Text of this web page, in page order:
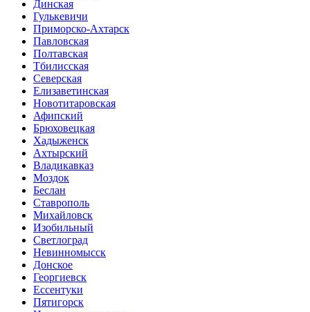
Динская
Гулькевичи
Приморско-Ахтарск
Павловская
Полтавская
Тбилисская
Северская
Елизаветинская
Новотитаровская
Афипский
Брюховецкая
Хадыженск
Ахтырский
Владикавказ
Моздок
Беслан
Ставрополь
Михайловск
Изобильный
Светлоград
Невинномысск
Донское
Георгиевск
Ессентуки
Пятигорск